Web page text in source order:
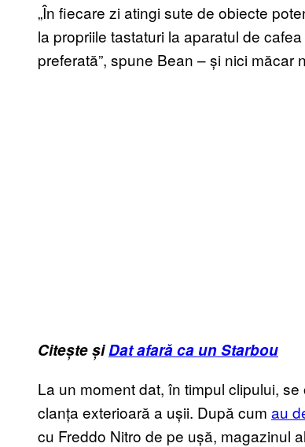
„În fiecare zi atingi sute de obiecte
la propriile tastaturi la aparatul de
preferată”, spune Bean – și nici măcar
Citește șiDat afară ca un Starbou
La un moment dat, în timpul clipului,
clanța exterioară a ușii. După cum au
cu Freddo Nitro de pe ușă, magazinul